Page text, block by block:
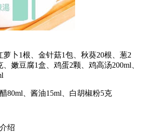
萝卜1根、金针菇1包、秋葵20根、葱2
嫩豆腐1盒、鸡蛋2颗、鸡高汤200ml、
80ml、酱油15ml、白胡椒粉5克
绍